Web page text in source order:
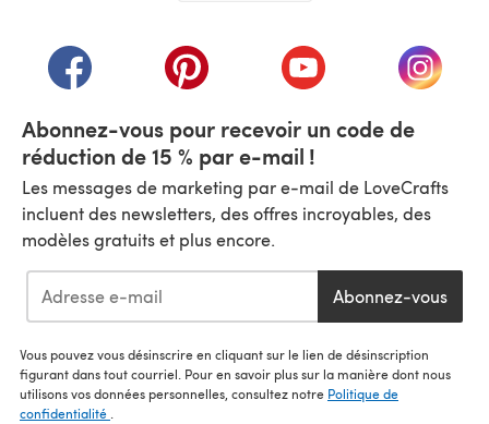
(s'ouvre dans un nouvel onglet)
(s'ouvre dans un nouvel onglet)
(s'ouvre dans un(s'ouvre
Abonnez-vous pour recevoir un code de
réduction de 15 % par e-mail !
Les messages de marketing par e-mail de LoveCrafts
incluent des newsletters, des offres incroyables, des
modèles gratuits et plus encore.
Abonnez-vous
Vous pouvez vous désinscrire en cliquant sur le lien de désinscription
figurant dans tout courriel. Pour en savoir plus sur la manière dont nous
utilisons vos données personnelles, consultez notre Politique de
confidentialité